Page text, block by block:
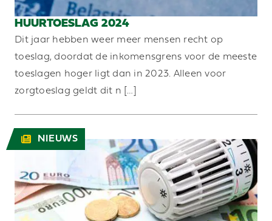
HUURTOESLAG 2024
Dit jaar hebben weer meer mensen recht op
toeslag, doordat de inkomensgrens voor de meeste
toeslagen hoger ligt dan in 2023. Alleen voor
zorgtoeslag geldt dit n […]
NIEUWS